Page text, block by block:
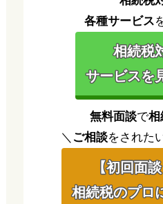
各種サービス
相続税
サービスを
無料面談で相
＼ ご相談をされた
【初回面
相続税のプロ